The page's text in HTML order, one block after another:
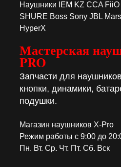
Наушники IEM KZ CCA
SHURE Boss Sony JBL
HyperX
Мастерская
PRO
Запчасти для
кнопки, динамики,
подушки.
Магазин наушников X-Pro
Режим работы с 9:00 до
Пн. Вт. Ср. Чт. Пт. Сб. Вск